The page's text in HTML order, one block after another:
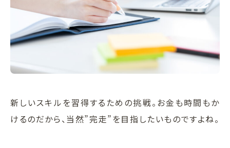
新しいスキルを習得するための挑戦。お金も時間もか
けるのだから、当然”完走”を目指したいものですよね。